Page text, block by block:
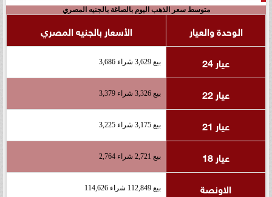
متوسط سعر الذهب اليوم بالصاغة بالجنيه المصري
الوحدة والعيار
الأسعار بالجنيه المصري
عيار 24
بيع 3,629 شراء 3,686
عيار 22 بيع 3,326 شراء 3,379
عيار 21 بيع 3,175 شراء 3,225
عيار 18 بيع 2,721 شراء 2,764
الاونصة بيع 112,849 شراء 114,626